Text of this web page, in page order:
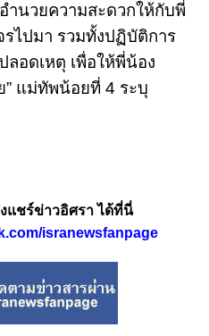
ำนวยความสะดวกให้กับพี่
ไปมา รวมทั้งปฏิบัติการ
อดเหตุ เพื่อให้พี่น้อง
แม่ทัพน้อยที่ 4 ระบุ
แชร์ข่าวอิศรา ได้ที่นี่
isranewsfanpage